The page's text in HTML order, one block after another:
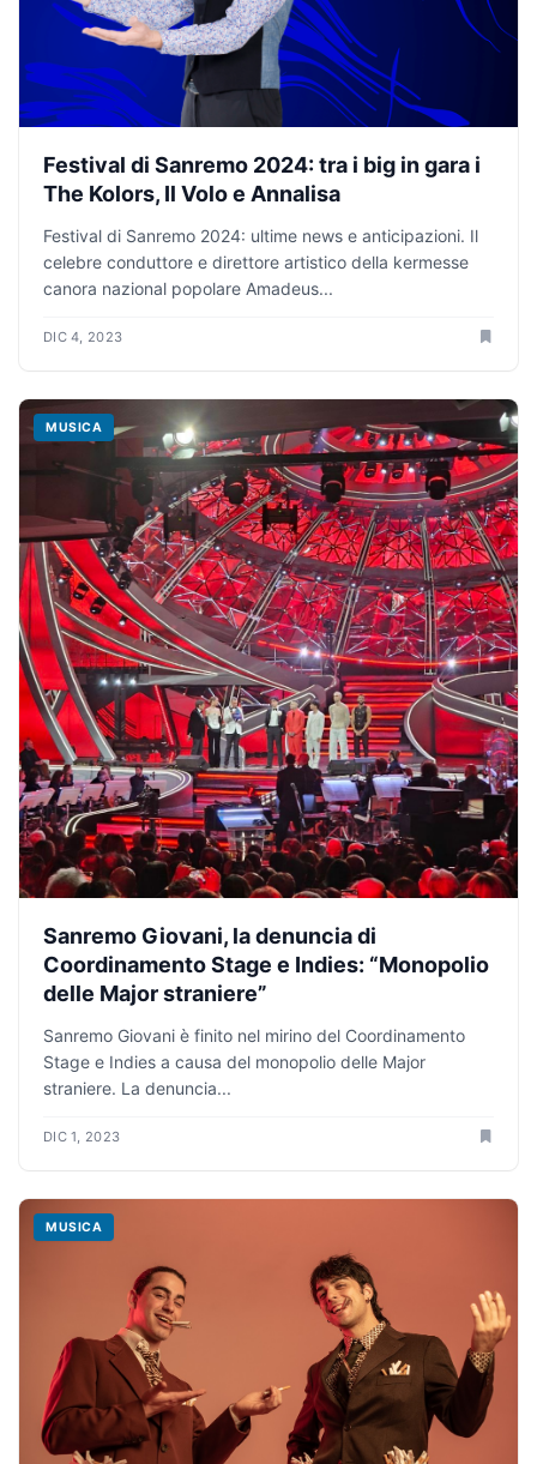
Festival di Sanremo 2024: tra i big in gara i
The Kolors, Il Volo e Annalisa
Festival di Sanremo 2024: ultime news e anticipazioni. Il
celebre conduttore e direttore artistico della kermesse
canora nazional popolare Amadeus...
DIC 4, 2023
MUSICA
Sanremo Giovani, la denuncia di
Coordinamento Stage e Indies: “Monopolio
delle Major straniere”
Sanremo Giovani è finito nel mirino del Coordinamento
Stage e Indies a causa del monopolio delle Major
straniere. La denuncia...
DIC 1, 2023
MUSICA